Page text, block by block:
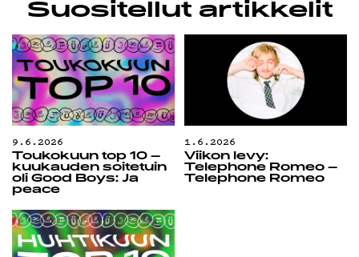
Suositellut artikkelit
9.6.2026
Toukokuun top 10 –
kuukauden soitetuin
oli Good Boys: Ja
peace
1.6.2026
Viikon levy:
Telephone Romeo –
Telephone Romeo